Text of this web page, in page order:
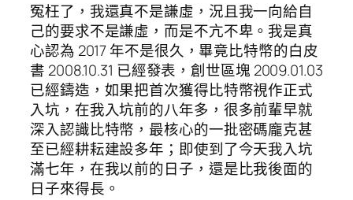
冤枉了，我還真不是謙虛，況且我一向給自
己的要求不是謙虛，而是不亢不卑。我是真
心認為 2017 年不是很久，畢竟比特幣的白皮
書 2008.10.31 已經發表，創世區塊 2009.01.03
已經鑄造，如果把首次獲得比特幣視作正式
入坑，在我入坑前的八年多，很多前輩早就
深入認識比特幣，最核心的一批密碼龐克甚
至已經耕耘建設多年；即使到了今天我入坑
滿七年，在我以前的日子，還是比我後面的
日子來得長。